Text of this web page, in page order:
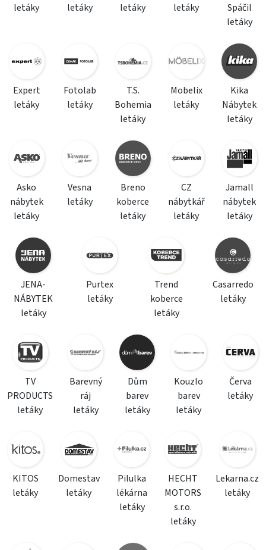
letáky
letáky
letáky
letáky
Spáčil
letáky
Expert
letáky
Fotolab
letáky
T.S.
Bohemia
letáky
Mobelix
letáky
Kika
Nábytek
letáky
Asko
nábytek
letáky
Vesna
letáky
Breno
koberce
letáky
CZ
nábytkář
letáky
Jamall
nábytek
letáky
JENA-
NÁBYTEK
letáky
Purtex
letáky
Trend
koberce
letáky
Casarredo
letáky
TV
PRODUCTS
letáky
Barevný
ráj
letáky
Dům
barev
letáky
Kouzlo
barev
letáky
Červa
letáky
KITOS
letáky
Domestav
letáky
Pilulka
lékárna
letáky
HECHT
MOTORS
s.r.o.
letáky
Lekarna.cz
letáky